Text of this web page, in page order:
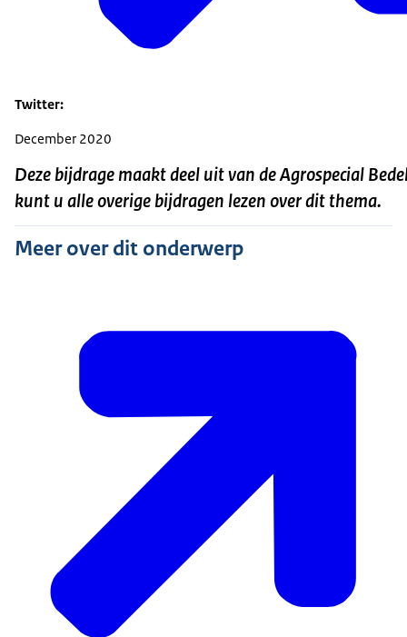
Twitter:
December 2020
Deze bijdrage maakt deel uit van de Agrospecial
kunt u alle overige bijdragen lezen over dit thema.
Meer over dit onderwerp